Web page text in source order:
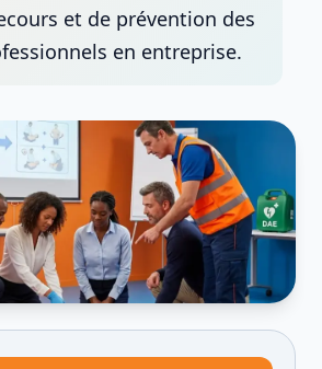
et de prévention des
en entreprise.